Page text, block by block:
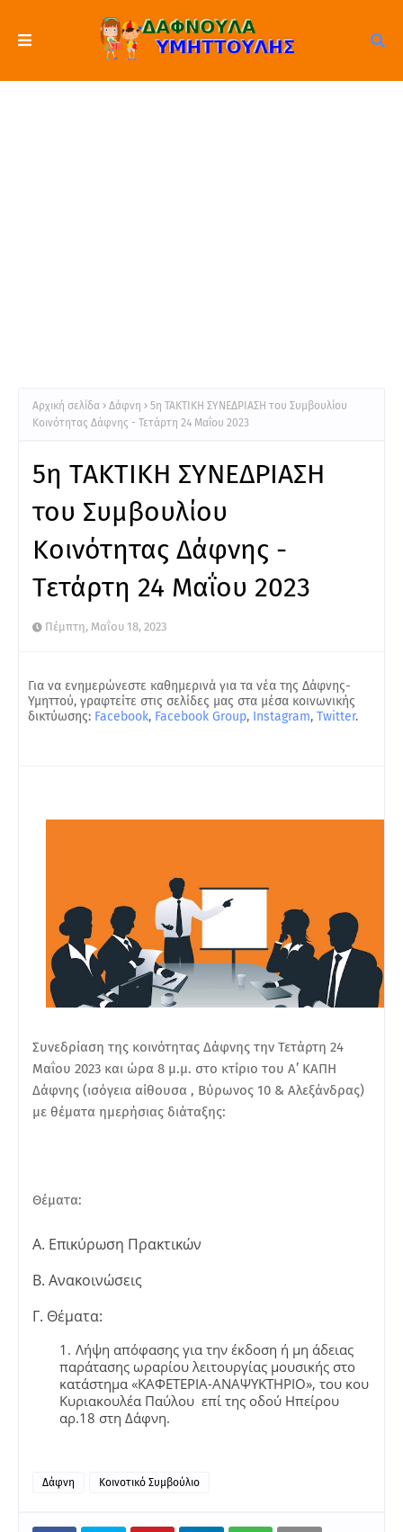
Αρχική σελίδα Δάφνη
5η TAKTIKH ΣΥΝΕΔΡΙΑΣΗ του Συμβουλίου
Κοινότητας Δάφνης - Τετάρτη 24 Μαΐου 2023
5η TAKTIKH ΣΥΝΕΔΡΙΑΣΗ
του Συμβουλίου
Κοινότητας Δάφνης -
Τετάρτη 24 Μαΐου 2023
Πέμπτη, Μαΐου 18, 2023
Για να ενημερώνεστε καθημερινά για τα νέα της Δάφνης-
Υμηττού, γραφτείτε στις σελίδες μας στα μέσα κοινωνικής
δικτύωσης: Facebook, Facebook Group, Instagram, Twitter.
Συνεδρίαση της κοινότητας Δάφνης την Τετάρτη 24
Μαΐου 2023 και ώρα 8 μ.μ. στο κτίριο του Α’ ΚΑΠΗ
Δάφνης (ισόγεια αίθουσα , Βύρωνος 10 & Αλεξάνδρας)
με θέματα ημερήσιας διάταξης:
Θέματα:
Α. Επικύρωση Πρακτικών
Β. Ανακοινώσεις
Γ. Θέματα:
Λήψη απόφασης για την έκδοση ή μη άδειας
παράτασης ωραρίου λειτουργίας μουσικής στο
κατάστημα «ΚΑΦΕΤΕΡΙΑ-ΑΝΑΨΥΚΤΗΡΙΟ», του κου
Κυριακουλέα Παύλου επί της οδού Ηπείρου
αρ.18 στη Δάφνη.
Δάφνη Κοινοτικό Συμβούλιο